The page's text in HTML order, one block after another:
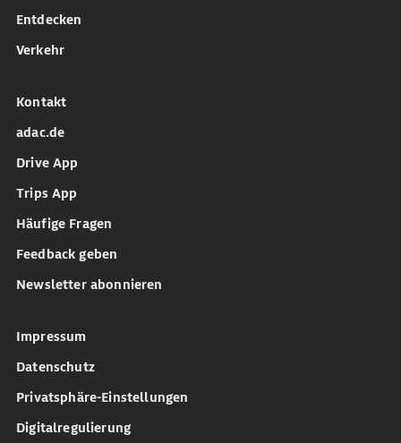
Entdecken
Verkehr
Kontakt
adac.de
Drive App
Trips App
Häufige Fragen
Feedback geben
Newsletter abonnieren
Impressum
Datenschutz
Privatsphäre-Einstellungen
Digitalregulierung